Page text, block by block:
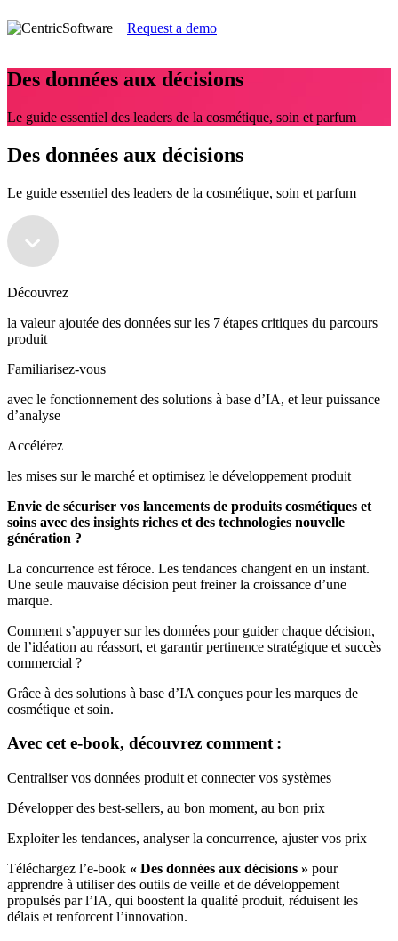
Request a demo
Des données aux décisions
Le guide essentiel des leaders de la cosmétique, soin et parfum
Des données aux décisions
Le guide essentiel des leaders de la cosmétique, soin et parfum
Découvrez
la valeur ajoutée des données sur les 7 étapes critiques du parcours
produit
Familiarisez-vous
avec le fonctionnement des solutions à base d’IA, et leur puissance
d’analyse
Accélérez
les mises sur le marché et optimisez le développement produit
Envie de sécuriser vos lancements de produits cosmétiques et
soins avec des insights riches et des technologies nouvelle
génération ?
La concurrence est féroce. Les tendances changent en un instant.
Une seule mauvaise décision peut freiner la croissance d’une
marque.
Comment s’appuyer sur les données pour guider chaque décision,
de l’idéation au réassort, et garantir pertinence stratégique et succès
commercial ?
Grâce à des solutions à base d’IA conçues pour les marques de
cosmétique et soin.
Avec cet e-book, découvrez comment :
Centraliser vos données produit et connecter vos systèmes
Développer des best-sellers, au bon moment, au bon prix
Exploiter les tendances, analyser la concurrence, ajuster vos prix
Téléchargez l’e-book « Des données aux décisions » pour
apprendre à utiliser des outils de veille et de développement
propulsés par l’IA, qui boostent la qualité produit, réduisent les
délais et renforcent l’innovation.